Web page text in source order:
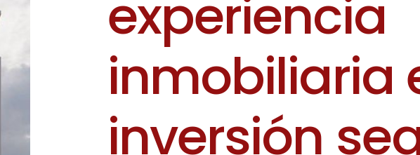
experiencia
inmobiliaria
inversión se